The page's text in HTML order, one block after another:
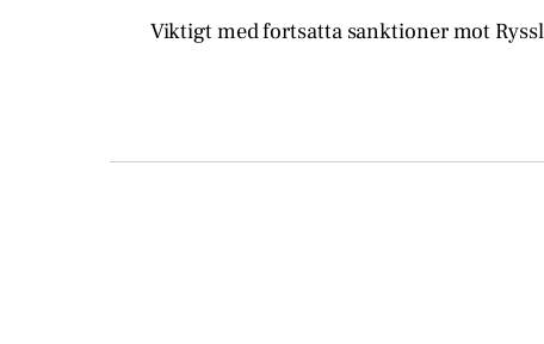
Viktigt med fortsatta sanktioner mot